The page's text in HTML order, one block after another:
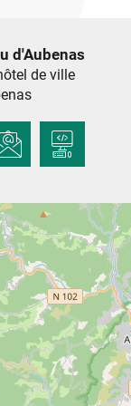
d'Aubenas
de ville